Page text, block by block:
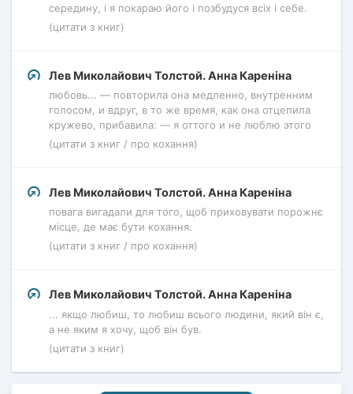
середину, і я покараю його і позбудуся всіх і себе.
(цитати з книг)
Лев Миколайович Толстой. Анна Кареніна
любовь... — повторила она медленно, внутренним
голосом, и вдруг, в то же время, как она отцепила
кружево, прибавила: — я оттого и не люблю этого
(цитати з книг / про кохання)
Лев Миколайович Толстой. Анна Кареніна
повага вигадали для того, щоб приховувати порожнє
місце, де має бути кохання.
(цитати з книг / про кохання)
Лев Миколайович Толстой. Анна Кареніна
... якщо любиш, то любиш всього людини, який він є,
а не яким я хочу, щоб він був.
(цитати з книг)